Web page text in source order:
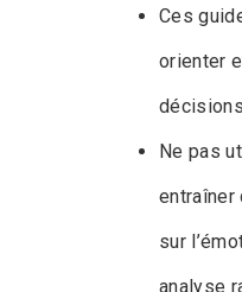
Ces
orienter
Ne pas
sur
analyse